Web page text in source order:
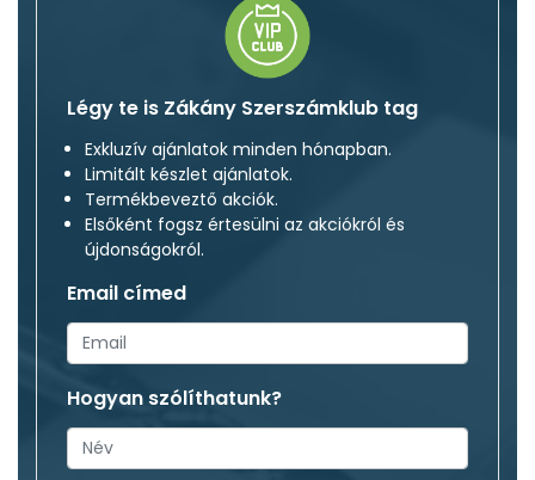
Légy te is Zákány Szerszámklub tag
Exkluzív ajánlatok minden hónapban.
Limitált készlet ajánlatok.
Termékbeveztő akciók.
Elsőként fogsz értesülni az akciókról és
újdonságokról.
Email címed
Hogyan szólíthatunk?